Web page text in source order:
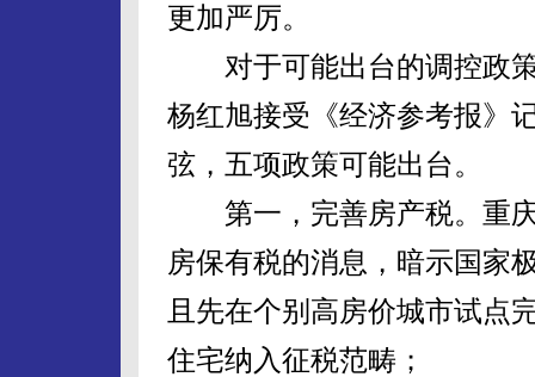
更加严厉。
对于可能出台的调控政策
杨红旭接受《经济参考报》
弦，五项政策可能出台。
第一，完善房产税。重庆
房保有税的消息，暗示国家
且先在个别高房价城市试点
住宅纳入征税范畴；